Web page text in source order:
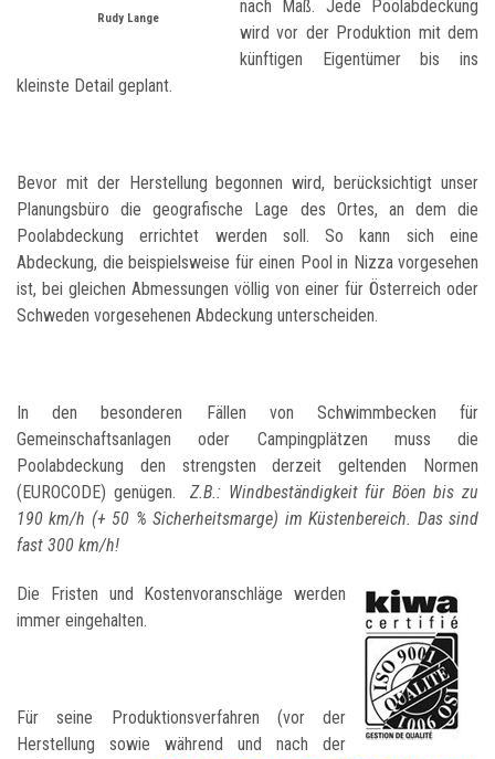
Rudy Lange
nach Maß. Jede Poolabdeckung
wird vor der Produktion mit dem
künftigen Eigentümer bis ins
kleinste Detail geplant.
Bevor mit der Herstellung begonnen wird, berücksichtigt unser
Planungsbüro die geografische Lage des Ortes, an dem die
Poolabdeckung errichtet werden soll. So kann sich eine
Abdeckung, die beispielsweise für einen Pool in Nizza vorgesehen
ist, bei gleichen Abmessungen völlig von einer für Österreich oder
Schweden vorgesehenen Abdeckung unterscheiden.
In den besonderen Fällen von Schwimmbecken für
Gemeinschaftsanlagen oder Campingplätzen muss die
Poolabdeckung den strengsten derzeit geltenden Normen
(EUROCODE) genügen. Z.B.: Windbeständigkeit für Böen bis zu
190 km/h (+ 50 % Sicherheitsmarge) im Küstenbereich. Das sind
fast 300 km/h!
Die Fristen und Kostenvoranschläge werden
immer eingehalten.
Für seine Produktionsverfahren (vor der
Herstellung sowie während und nach der